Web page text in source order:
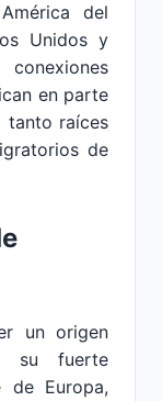
del
Unidos y
en parte
tanto raíces
de
un origen
su fuerte
de Europa,